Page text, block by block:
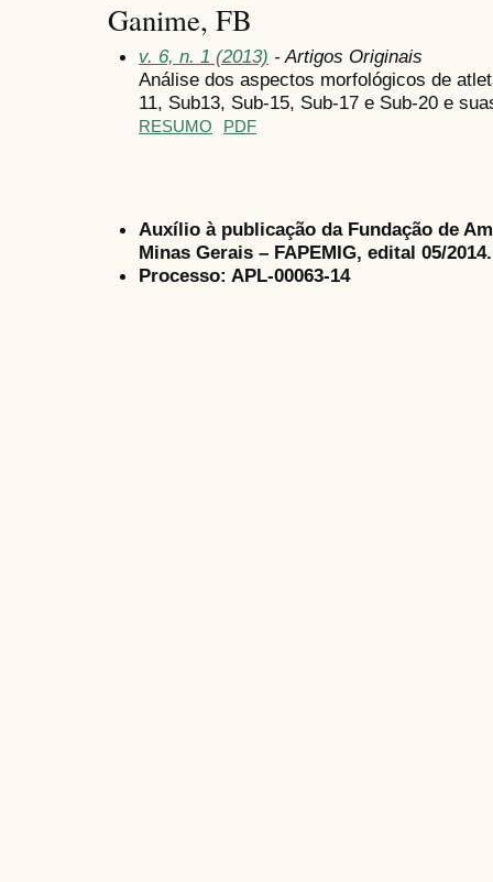
Ganime, FB
v. 6, n. 1 (2013) - Artigos Originais
Análise dos aspectos morfológicos de
11, Sub13, Sub-15, Sub-17 e Sub-20 e
RESUMO PDF
Auxílio à publicação da Fundação de
Minas Gerais – FAPEMIG, edital 05/2014.
Processo: APL-00063-14